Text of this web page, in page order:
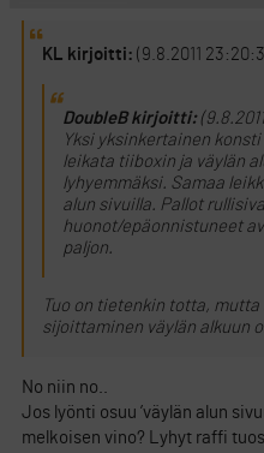
KL kirjoitti: (9.8.2011
DoubleB kirjoitti:
Yksi yksinkertainen
leikata tiiboxin ja väylän
lyhyemmäksi. Samaa
alun sivuilla. Pallot
huonot/epäonnistuneet
paljon.
Tuo on tietenkin totta,
sijoittaminen väylän alkuun
No niin no..
Jos lyönti osuu ’väylän alun
melkoisen vino? Lyhyt raffi